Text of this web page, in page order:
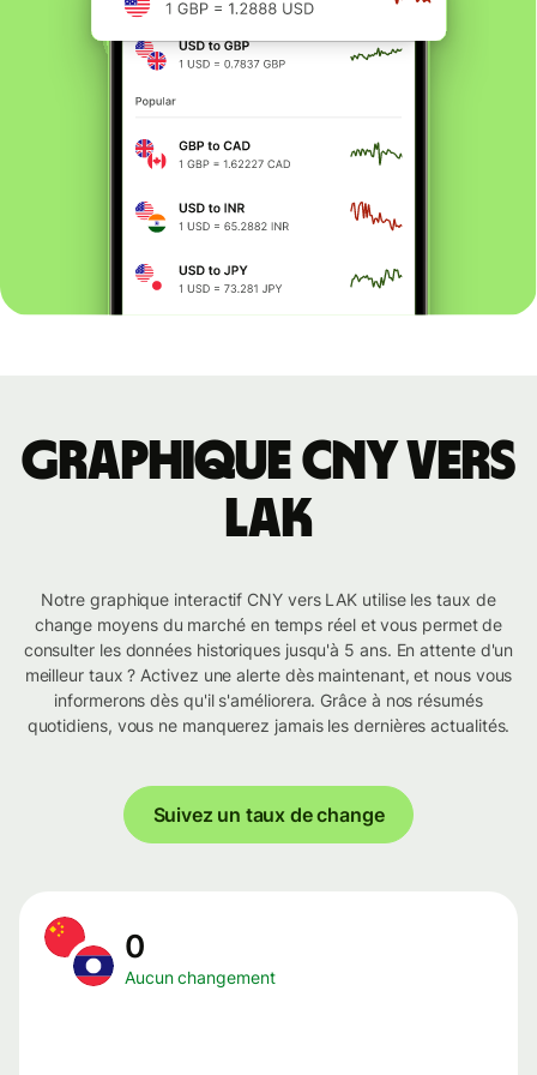
Graphique CNY vers
LAK
Notre graphique interactif CNY vers LAK utilise les taux de
change moyens du marché en temps réel et vous permet de
consulter les données historiques jusqu'à 5 ans. En attente d'un
meilleur taux ? Activez une alerte dès maintenant, et nous vous
informerons dès qu'il s'améliorera. Grâce à nos résumés
quotidiens, vous ne manquerez jamais les dernières actualités.
Suivez un taux de change
0
Aucun changement